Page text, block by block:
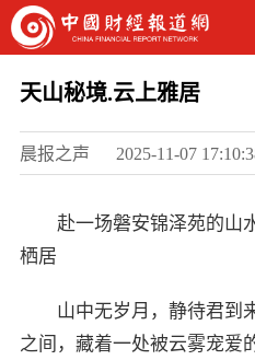
天山秘境.云上雅居
晨报之声 2025-11-07
赴一场磐安锦泽苑的山
栖居
山中无岁月，静待君到
之间，藏着一处被云雾宠